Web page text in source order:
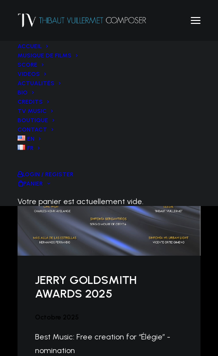
ACCUEIL
MUSIQUE DE FILMS
SCORE
VIDEOS
ACTUALITÉS
BIO
CREDITS
TV MUSIC
BOUTIQUE
CONTACT
EN
FR
LOGIN / REGISTER
PANIER
Votre panier est actuellement vide.
JERRY GOLDSMITH
AWARDS 2025
Octobre 2025
Best Music: Free creation for “Élégie” -
nomination